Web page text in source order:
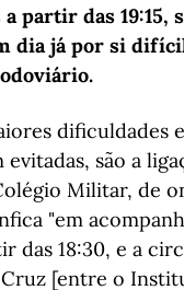
partir das 19:15,
dia já por si
dificuldades
evitadas, são a
Militar, de
"em
das 18:30, e a
[entre o